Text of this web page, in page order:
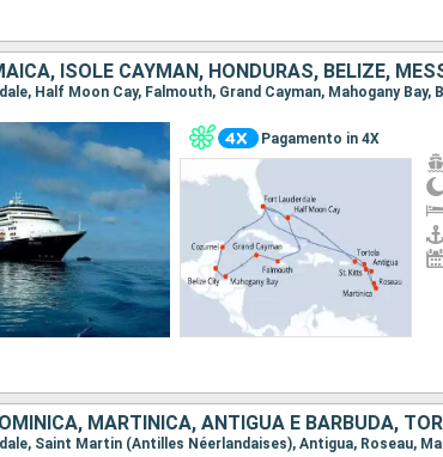
Pagamento in 4X